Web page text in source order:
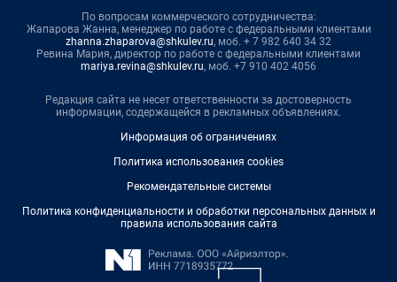
По вопросам коммерческого сотрудничества:
Жапарова Жанна, менеджер по работе с федеральными клиентами
zhanna.zhaparova@shkulev.ru, моб. + 7 982 640 34 32
Ревина Мария, директор по работе с федеральными клиентами
mariya.revina@shkulev.ru, моб. +7 910 402 4056
Редакция сайта не несет ответственности за достоверность
информации, содержащейся в рекламных объявлениях.
Информация об ограничениях
Политика использования cookies
Рекомендательные системы
Политика конфиденциальности и обработки персональных данных и
правила использования сайта